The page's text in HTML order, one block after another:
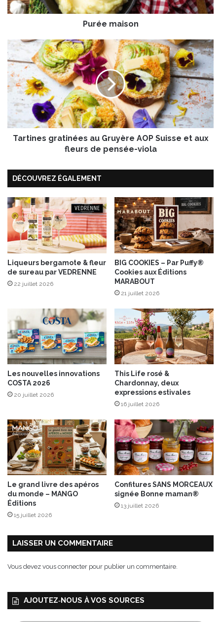
i
s
Purée maison
T
a
r
t
i
s
g
i
é
e
s
u
G
r
u
y
è
O
P
S
u
i
s
s
e
a
u
x
l
u
r
s
e
e
Tartines gratinées au Gruyère AOP Suisse et aux
fleurs de pensée-viola
DÉCOUVREZ ÉGALEMENT
Liqueurs bergamote & fleur
de sureau par VEDRENNE
22 juillet 2026
BIG COOKIES – Par Puffy®
Cookies aux Éditions
MARABOUT
21 juillet 2026
Les nouvelles innovations
COSTA 2026
20 juillet 2026
This Life rosé &
Chardonnay, deux
expressions estivales
16 juillet 2026
Le grand livre des apéros
du monde – MANGO
Éditions
15 juillet 2026
Confitures SANS MORCEAUX
signée Bonne maman®
13 juillet 2026
LAISSER UN COMMENTAIRE
Vous devez vous connecter pour publier un commentaire.
AJOUTEZ‑NOUS À VOS SOURCES